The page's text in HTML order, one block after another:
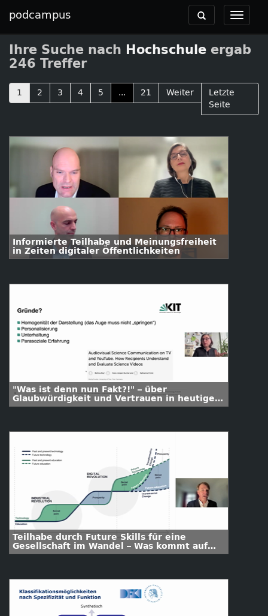
podcampus
Toggle
Toggle
navigation
Ihre Suche nach Hochschule ergab
246 Treffer
1 2 3 4 5 ... 21 Weiter
Letzte
Seite
Informierte Teilhabe und Meinungsfreiheit
in Zeiten digitaler Öffentlichkeiten
"Was ist denn nun Fakt?!" – über
Glaubwürdigkeit und Vertrauen in heutigen
Wissenswelten
Teilhabe durch Future Skills für eine
Gesellschaft im Wandel – Was kommt auf
Hochschulen zu?